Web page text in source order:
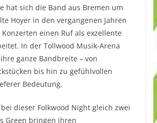
hat sich die Band aus Bremen um
Hoyer in den vergangenen Jahren
einen Ruf als exzellente
In der Tollwood Musik-Arena
ganze Bandbreite – von
bis hin zu gefühlvollen
Bedeutung.
dieser Folkwood Night gleich zwei
Green bringen ihren